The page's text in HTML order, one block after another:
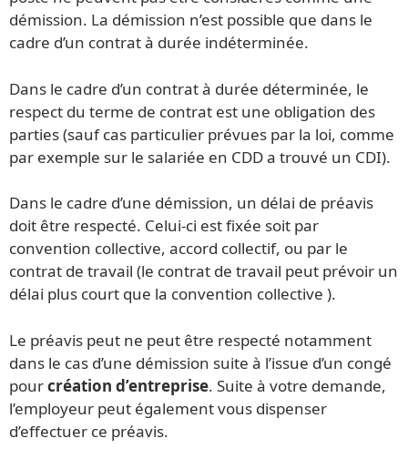
démission. La démission n’est possible que dans le
cadre d’un contrat à durée indéterminée.
Dans le cadre d’un contrat à durée déterminée, le
respect du terme de contrat est une obligation des
parties (sauf cas particulier prévues par la loi, comme
par exemple sur le salariée en CDD a trouvé un CDI).
Dans le cadre d’une démission, un délai de préavis
doit être respecté. Celui-ci est fixée soit par
convention collective, accord collectif, ou par le
contrat de travail (le contrat de travail peut prévoir un
délai plus court que la convention collective ).
Le préavis peut ne peut être respecté notamment
dans le cas d’une démission suite à l’issue d’un congé
pourcréation d’entreprise. Suite à votre demande,
l’employeur peut également vous dispenser
d’effectuer ce préavis.